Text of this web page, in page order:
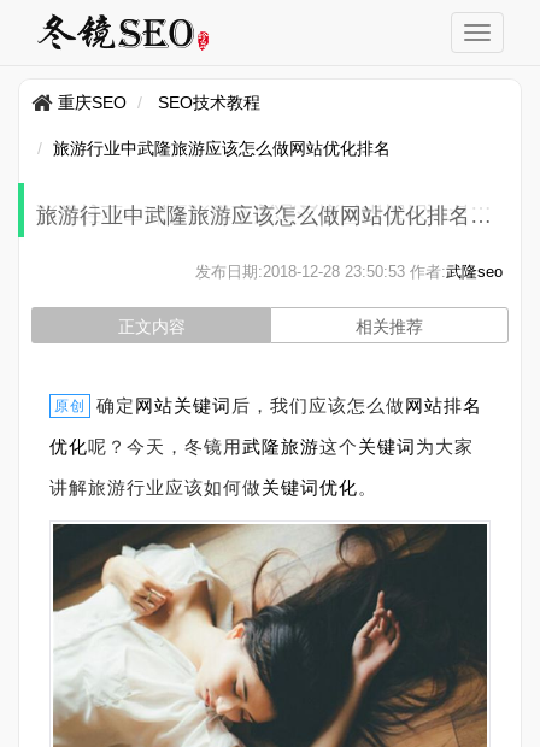
重庆SEO SEO技术教程
旅游行业中武隆旅游应该怎么做网站优化排名
旅游行业中武隆旅游应该怎么做网站优化排名
发布日期:2018-12-28 23:50:53 作者:武隆seo
正文内容 相关推荐
原创 确定网站关键词 后，我们应该怎么做网站排名
优化呢？今天，冬镜用武隆旅游这个关键词为大家
讲解旅游行业应该如何做关键词优化。